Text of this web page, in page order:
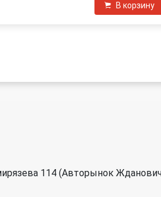
В корзину
114 (Авторынок